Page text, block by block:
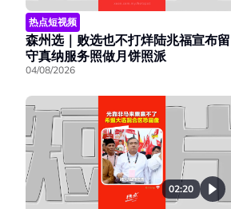
热点短视频
森州选｜败选也不打烊陆兆福宣布留
守真纳服务照做月饼照派
04/08/2026
02:20